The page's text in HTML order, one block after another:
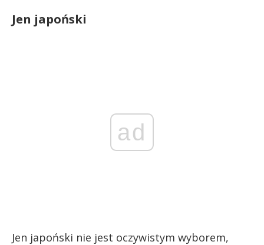
Jen japoński
ad
Jen japoński nie jest oczywistym wyborem,